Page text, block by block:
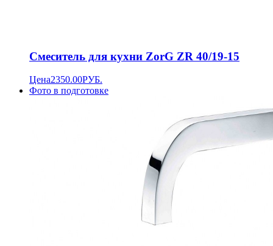
Смеситель для кухни ZorG ZR 40/19-15
Цена2350.00РУБ.
Фото в подготовке